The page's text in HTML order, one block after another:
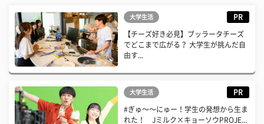
大学生活 PR
【チーズ好き必見】ブッラータチーズ
でどこまで広がる？ 大学生が挑んだ自
由す...
大学生活 PR
#ぎゅ〜〜にゅー！学生の発想から生ま
れた！ Jミルク×キョーソウPROJE...